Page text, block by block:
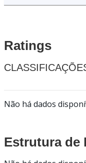
Ratings
Não há dados
Estrutura de